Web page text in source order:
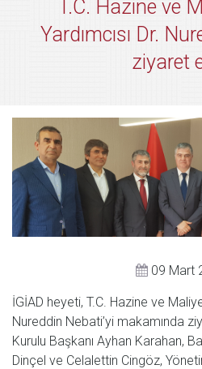
T.C. Hazine ve
Yardımcısı Dr.
ziyaret
09 Mart
İGİAD heyeti, T.C. Hazine ve
Nureddin Nebati’yi makamında
Kurulu Başkanı Ayhan Karahan,
Dinçel ve Celalettin Cingöz,